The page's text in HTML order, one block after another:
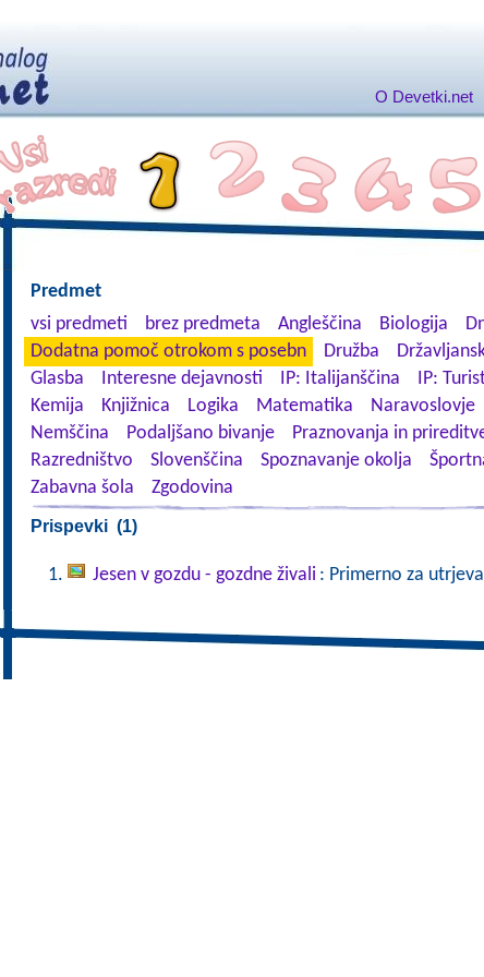
O Devetki.net
Predmet
vsi predmeti
brez predmeta Angleščina Biologija
Dodatna pomoč otrokom s posebn
Družba
Glasba
Interesne dejavnosti IP: Italijanščina
IP:
Kemija
Knjižnica Logika Matematika
Naravoslovje
Nemščina
Podaljšano bivanje
Praznovanja in
Razredništvo
Slovenščina Spoznavanje okolja
Zabavna šola
Zgodovina
Prispevki (1)
Jesen v gozdu - gozdne živali : Primerno za